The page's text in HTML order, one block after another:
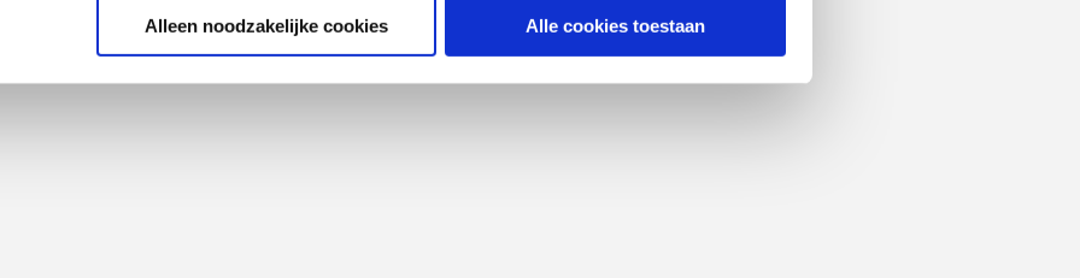
Alleen noodzakelijke cookies Alle cookies toestaan